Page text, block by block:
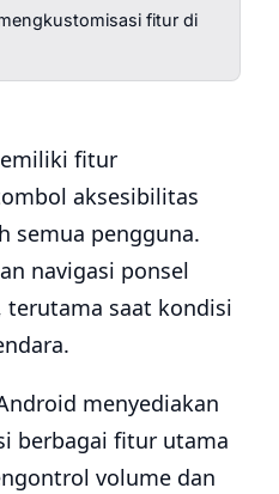
fitur di
fitur
aksesibilitas
semua pengguna.
navigasi ponsel
saat kondisi
menyediakan
berbagai fitur utama
volume dan